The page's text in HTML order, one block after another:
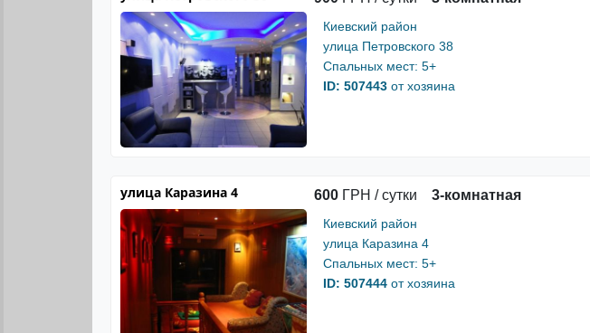
Киевский район
улица Петровского 38
Спальных мест: 5+
ID: 507443 от хозяина
улица Каразина 4 600 ГРН / сутки 3-комнатная
Киевский район
улица Каразина 4
Спальных мест: 5+
ID: 507444 от хозяина